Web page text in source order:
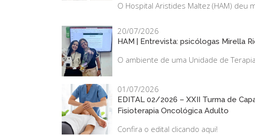
O Hospital Aristides Maltez (HAM) deu
20/07/2026
HAM | Entrevista: psicólogas Mirella
O ambiente de uma Unidade de
01/07/2026
EDITAL 02/2026 – XXII Turma de
Fisioterapia Oncológica Adulto
Confira o edital clicando aqui!